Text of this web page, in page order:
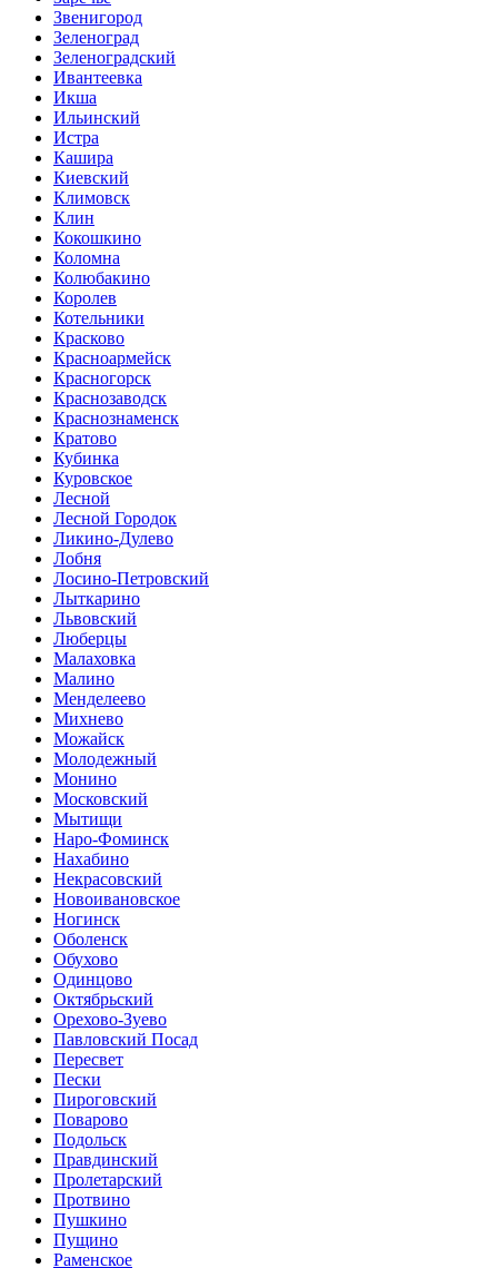
Звенигород
Зеленоград
Зеленоградский
Ивантеевка
Икша
Ильинский
Истра
Кашира
Киевский
Климовск
Клин
Кокошкино
Коломна
Колюбакино
Королев
Котельники
Красково
Красноармейск
Красногорск
Краснозаводск
Краснознаменск
Кратово
Кубинка
Куровское
Лесной
Лесной Городок
Ликино-Дулево
Лобня
Лосино-Петровский
Лыткарино
Львовский
Люберцы
Малаховка
Малино
Менделеево
Михнево
Можайск
Молодежный
Монино
Московский
Мытищи
Наро-Фоминск
Нахабино
Некрасовский
Новоивановское
Ногинск
Оболенск
Обухово
Одинцово
Октябрьский
Орехово-Зуево
Павловский Посад
Пересвет
Пески
Пироговский
Поварово
Подольск
Правдинский
Пролетарский
Протвино
Пушкино
Пущино
Раменское